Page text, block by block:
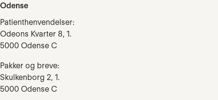
Odense
Patienthenvendelser:
Odeons Kvarter 8, 1.
5000 Odense C
Pakker og breve:
Skulkenborg 2, 1.
5000 Odense C